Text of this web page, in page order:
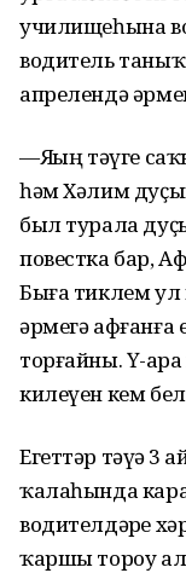
училищеһына
водитель
апрелендә
—Яҙҙың тәүге
һәм Хәлим
был турала
повестка бар,
Быға тиклем ул
әрмегә афғанға
торғайны. Үҙ-
килеүен кем
Егеттәр тәүҙә
ҡалаһында
водителдәрҙе
ҡаршы тороу